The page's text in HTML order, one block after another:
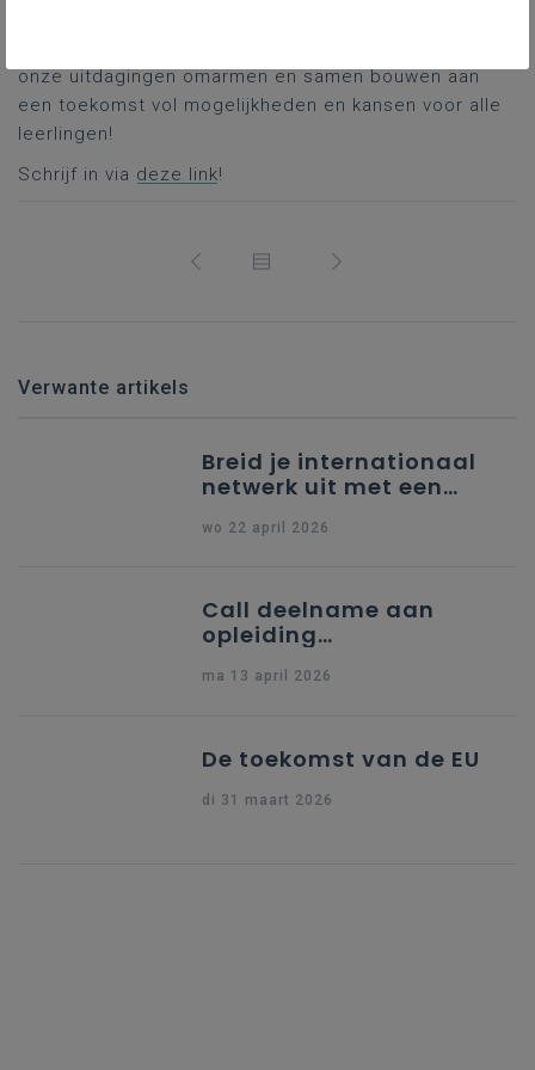
onze uitdagingen omarmen en samen bouwen aan
een toekomst vol mogelijkheden en kansen voor alle
leerlingen!
Schrijf in via deze link!
Verwante artikels
Breid je internationaal
netwerk uit met een
wo 22 april 2026
Call deelname aan
opleiding
indiening Erasmus+ KA1
ma 13 april 2026
De toekomst van de EU
di 31 maart 2026